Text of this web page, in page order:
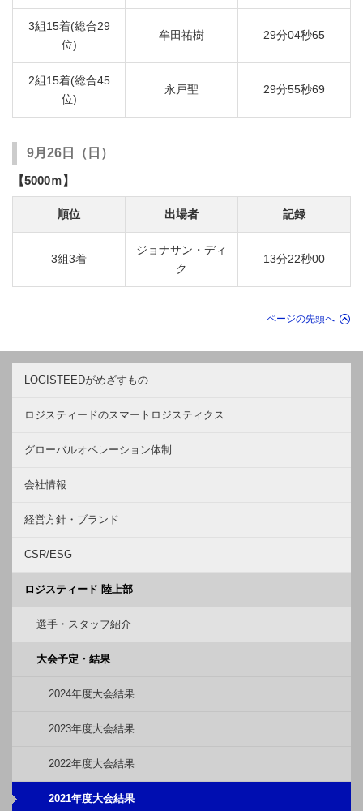
3組15着(総合29
位)
牟田祐樹 29分04秒65
2組15着(総合45
位)
永戸聖 29分55秒69
9月26日（日）
【5000ｍ】
順位 出場者 記録
3組3着
ジョナサン・ディ
ク
13分22秒00
ページの先頭へ
LOGISTEEDがめざすもの
ロジスティードのスマートロジスティクス
グローバルオペレーション体制
会社情報
経営方針・ブランド
CSR/ESG
ロジスティード 陸上部
選手・スタッフ紹介
大会予定・結果
2024年度大会結果
2023年度大会結果
2022年度大会結果
2021年度大会結果